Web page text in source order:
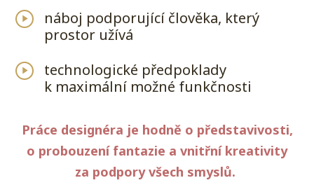
náboj podporující člověka, který
prostor užívá
technologické předpoklady
k maximální možné funkčnosti
Práce designéra je hodně o představivosti,
o probouzení fantazie a vnitřní kreativity
za podpory všech smyslů.